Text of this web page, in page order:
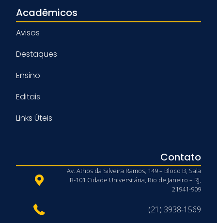
Acadêmicos
Avisos
Destaques
Ensino
Editais
Links Úteis
Contato
Av. Athos da Silveira Ramos, 149 – Bloco B, Sala
B-101 Cidade Universitária, Rio de Janeiro – RJ,
21941-909
(21) 3938-1569